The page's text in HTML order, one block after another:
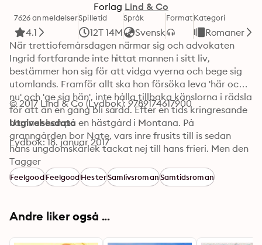
Forlag Lind & Co
7626 anmeldelser
4.1
Spilletid
12T 14M
Språk
Svensk
FormatKategori
Romaner
När trettiofemårsdagen närmar sig och advokaten
Ingrid fortfarande inte hittat mannen i sitt liv,
bestämmer hon sig för att vidga vyerna och bege sig
utomlands. Framför allt ska hon försöka leva 'här och
nu' och 'ge sig hän', inte hålla tillbaka känslorna i rädsla
för att än en gång bli sårad. Efter en tids kringresande
hamnar hon på en hästgård i Montana. På
granngården bor Nate, vars inre frusits till is sedan
hans ungdomskärlek tackat nej till hans frieri. Men den
sprudlande svenskan, som inte bara är en stjärna på
fotbollsplanen utan också mer än gärna gör honom
sällskap på ridturerna, får honom snart att tina. Han
som en trevande vänskap utvecklar sig till en riktig
kärlekssaga. I alla fall tills det förflutna kommer ikapp
© 2017 Lind & Co (Lydbok): 9789174617900
Utgivelsesdato
Lydbok: 18. januar 2017
Tagger
FeelgoodFeelgoodHesterSamlivsromanSamtidsroman
Andre liker også ...